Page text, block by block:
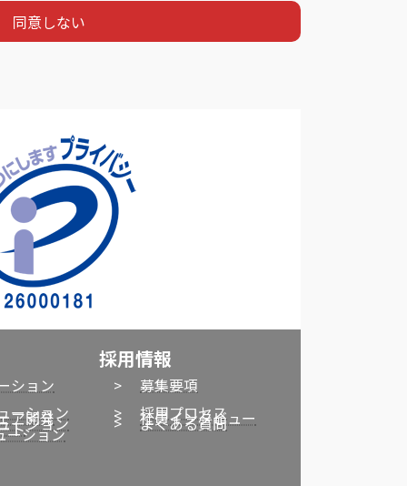
同意しない
ション
ーション
ア開発
ーション
ト
ーション
採用情報
> 募集要項
> 採用プロセス
> 社員インタビュー
> よくある質問